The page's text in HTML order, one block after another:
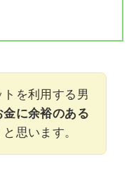
を利用する男
に余裕のある
思います。